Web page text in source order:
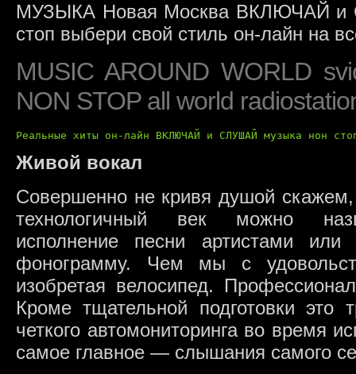
МУЗЫКА Новая Москва ВКЛЮЧАЙ и
стоп выбери свой стиль он-лайн на
MUSIC AROUND WORLD
NON STOP all world
Реальные хиты он-лайн ВКЛЮЧАЙ и СЛУШАЙ музыка нон
Живой вокал
Совершенно не кривя душой
технологичный век можно
исполнение песни артистами
фонограмму. Чем мы с
изобретая велосипед.
Кроме тщательной подготовки это
четкого автомониторинга во время
самое главное — слышания самого